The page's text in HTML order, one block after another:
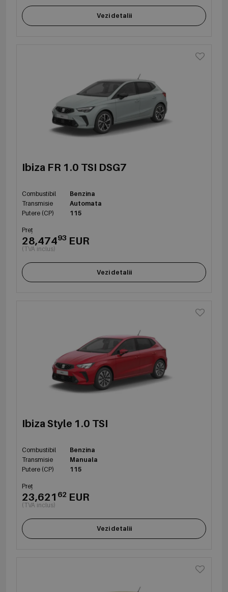
Vezi detalii
Ibiza FR 1.0 TSI DSG7
Combustibil
Benzina
Transmisie
Automata
Putere (CP)
115
Preț
28,47493 EUR
(TVA inclus)
Vezi detalii
Ibiza Style 1.0 TSI
Combustibil
Benzina
Transmisie
Manuala
Putere (CP)
115
Preț
23,621 62 EUR
(TVA inclus)
Vezi detalii